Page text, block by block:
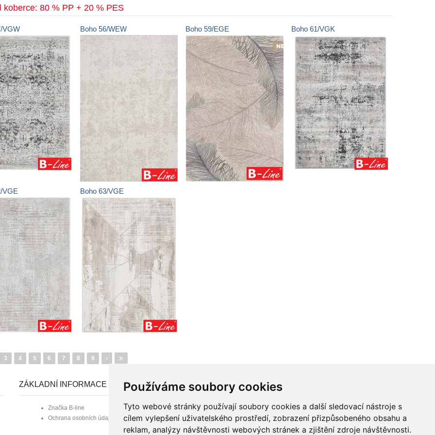
Používáme soubory cookies
Tyto webové stránky používají soubory cookies a další sledovací nástroje s
cílem vylepšení uživatelského prostředí, zobrazení přizpůsobeného obsahu a
reklam, analýzy návštěvnosti webových stránek a zjištění zdroje návštěvnosti.
koberce: 80 % PP + 20 % PES
VGW Boho 56/WEW Boho 59/EGE Boho 61/VGK
VGE Boho 63/VGE
3 4 5 6 7 8 9
ZÁKLADNÍ INFORMACE
Značka B-line
Ochrana osobních údajů
PRO OBCHODNÍ PARTNERY
Informace pro obchodní partnery
Přihlášení zaregistrovaného
Registrace nového partnera